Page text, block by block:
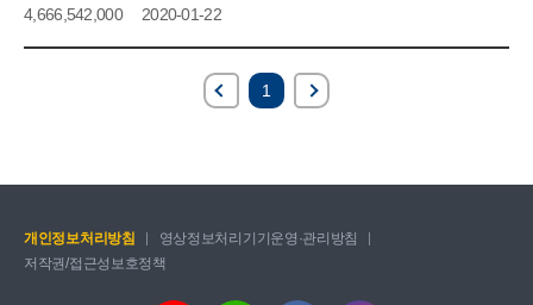
4,666,542,000 2020-01-22
1
개인정보처리방침
영상정보처리기기운영·관리방침
저작권/접근성보호정책